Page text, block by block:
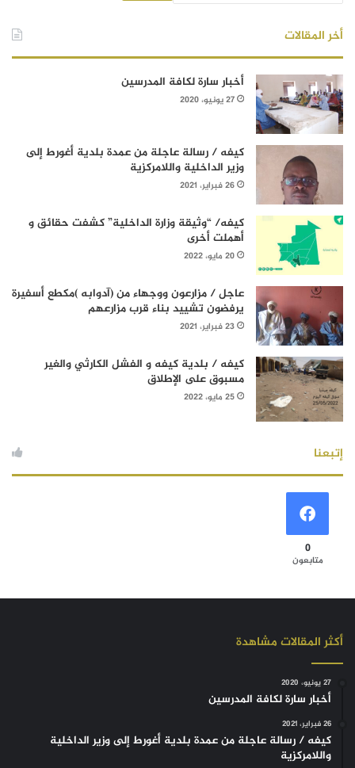
أخر المقالات
أخبار سارة لكافة المدرسين
27 يونيو، 2020
كيفه / رسالة عاجلة من عمدة بلدية أغورط إلى
وزير الداخلية واللامركزية
26 فبراير، 2021
كيفه/ “وثيقة وزارة الداخلية” كشفت حقائق و
أهملت أخرى
20 مايو، 2022
عاجل / مزارعون ووجهاء من (آدوابه )مكطع أسفيرة
يرفضون تشييد بناء قرب مزارعهم
23 فبراير، 2021
كيفه / بلدية كيفه و الفشل الكارثي والغير
مسبوق على الإطلاق
25 مايو، 2022
إتبعنا
0
متابعون
أكثر المقالات مشاهدة
27 يونيو، 2020
أخبار سارة لكافة المدرسين
26 فبراير، 2021
كيفه / رسالة عاجلة من عمدة بلدية أغورط إلى وزير الداخلية
واللامركزية